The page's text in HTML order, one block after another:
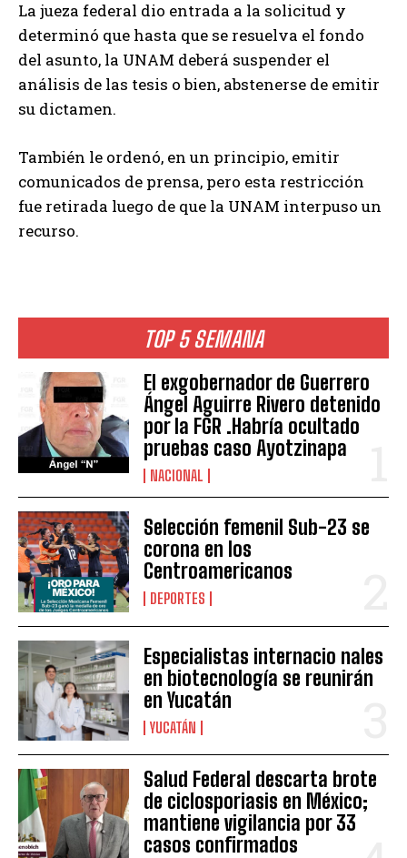
TOP 5 SEMANA
El exgobernador de Guerrero
Ángel Aguirre Rivero detenido
por la FGR .Habría ocultado
pruebas caso Ayotzinapa
NACIONAL
Selección femenil Sub-23 se
corona en los
Centroamericanos
DEPORTES
Especialistas internacio nales
en biotecnología se reunirán
en Yucatán
YUCATÁN
Salud Federal descarta brote
de ciclosporiasis en México;
mantiene vigilancia por 33
casos confirmados
La jueza federal dio entrada a la solicitud y
determinó que hasta que se resuelva el fondo
del asunto, la UNAM deberá suspender el
análisis de las tesis o bien, abstenerse de emitir
su dictamen.
También le ordenó, en un principio, emitir
comunicados de prensa, pero esta restricción
fue retirada luego de que la UNAM interpuso un
recurso.